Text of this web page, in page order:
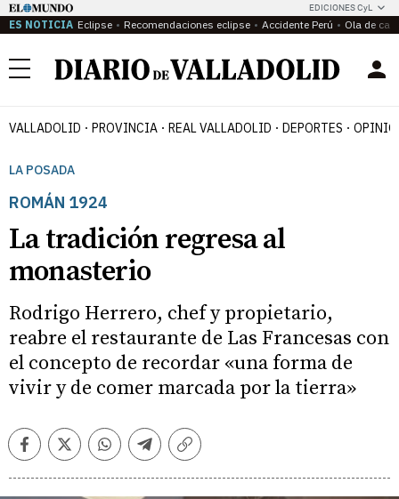
EDICIONES CyL
ES NOTICIA Eclipse Recomendaciones eclipse Accidente Perú Ola de
Menú
VALLADOLID PROVINCIA REAL VALLADOLID DEPORTES
LA POSADA
ROMÁN 1924
La tradición regresa al
monasterio
Rodrigo Herrero, chef y propietario,
reabre el restaurante de Las Francesas con
el concepto de recordar «una forma de
vivir y de comer marcada por la tierra»
FacebookTwitterWhatsappTelegramCopiar